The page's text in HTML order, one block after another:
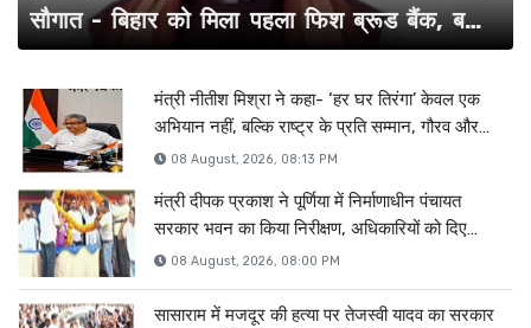
सौगात - बिहार को मिला पहला फिश ब्रूड बैंक, बनेगा
मिल्क पाउडर संयंत्र ...
मंत्री नीतीश मिश्रा ने कहा- ‘हर घर तिरंगा’ केवल एक
अभियान नहीं, बल्कि राष्ट्र के प्रति सम्मान, गौरव और
एकता की सामूहिक अभिव्यक्ति ...
08 August, 2026, 08:13 PM
मंत्री दीपक प्रकाश ने पूर्णिया में निर्माणाधीन पंचायत
सरकार भवन का किया निरीक्षण, अधिकारियों को दिए
आवश्यक निर्देश
08 August, 2026, 08:00 PM
सासाराम में मजदूर की हत्या पर तेजस्वी यादव का सरकार